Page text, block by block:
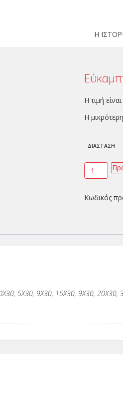
Η
Η τιμή
Η
ΔΙΑΣΤΑΣΗ
Κωδικός
5Χ30, 9Χ30, 15Χ30, 9Χ30,